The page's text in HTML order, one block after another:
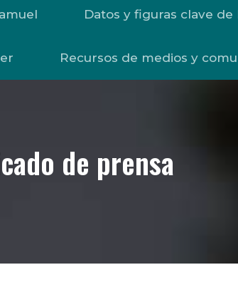
Datos y figuras clave de
Recursos de medios y
de prensa